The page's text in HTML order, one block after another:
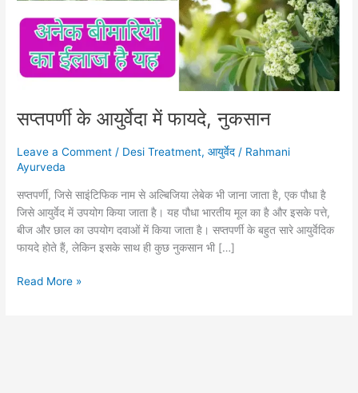
सप्तपर्णी के आयुर्वेदा में फायदे, नुकसान
Leave a Comment / Desi Treatment,आयुर्वेद / Rahmani
Ayurveda
सप्तपर्णी, जिसे साइंटिफिक नाम से अल्बिजिया लेबेक भी जाना जाता है, एक पौधा है
जिसे आयुर्वेद में उपयोग किया जाता है। यह पौधा भारतीय मूल का है और इसके पत्ते,
बीज और छाल का उपयोग दवाओं में किया जाता है। सप्तपर्णी के बहुत सारे आयुर्वेदिक
फायदे होते हैं, लेकिन इसके साथ ही कुछ नुकसान भी […]
नुकसान
Read More »